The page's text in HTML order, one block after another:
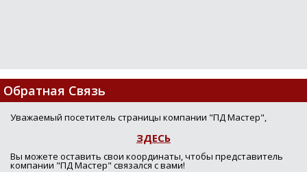
Обратная Связь
Уважаемый посетитель страницы компании "ПД Мастер",
ЗДЕСЬ
Вы можете оставить свои координаты, чтобы представитель
компании "ПД Мастер" связался с вами!